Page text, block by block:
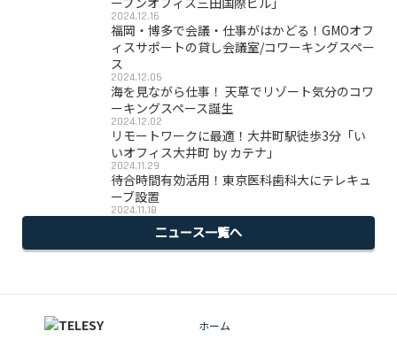
2024.12.16
福岡・博多で会議・仕事がはかどる！GMOオフ
ィスサポートの貸し会議室/コワーキングスペー
ス
2024.12.05
海を見ながら仕事！ 天草でリゾート気分のコワ
ーキングスペース誕生
2024.12.02
リモートワークに最適！大井町駅徒歩3分「い
いオフィス大井町 by カテナ」
2024.11.29
待合時間有効活用！東京医科歯科大にテレキュ
ーブ設置
2024.11.18
ニュース一覧へ
ホーム